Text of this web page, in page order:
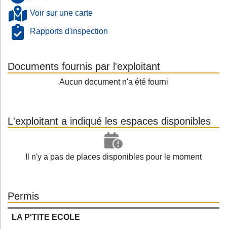
Voir sur une carte
Rapports d'inspection
Documents fournis par l'exploitant
Aucun document n'a été fourni
L'exploitant a indiqué les espaces disponibles
Il n'y a pas de places disponibles pour le moment
Permis
LA P'TITE ECOLE